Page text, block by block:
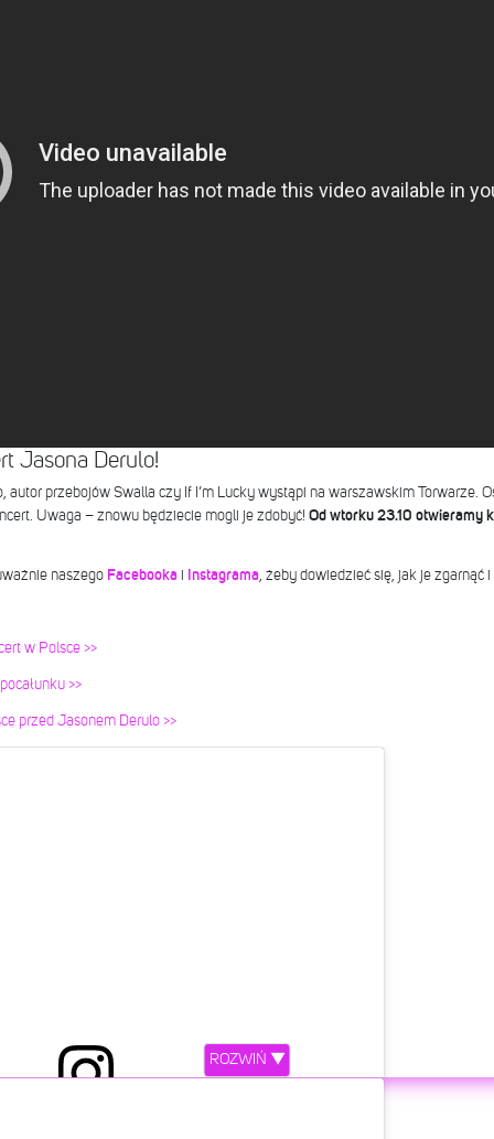
Jasona Derulo!
przebojów Swalla czy If I’m Lucky wystąpi na warszawskim Torwarze.
Uwaga – znowu będziecie mogli je zdobyć! Od wtorku 23.10 otwieramy
naszego Facebookai Instagrama, żeby dowiedzieć się, jak je zgarnąć
w Polsce >>
>>
przed Jasonem Derulo >>
ROZWIŃ ▼